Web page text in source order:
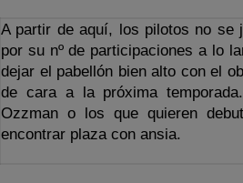
A partir de aquí, los pilotos no se
por su nº de participaciones a lo
dejar el pabellón bien alto con el
de cara a la próxima
Ozzman o los que quieren
encontrar plaza con ansia.